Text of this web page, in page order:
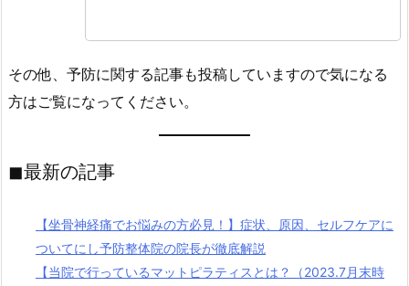
その他、予防に関する記事も投稿していますので気になる
方はご覧になってください。
◼︎最新の記事
【坐骨神経痛でお悩みの方必見！】症状、原因、セルフケアに
ついてにし予防整体院の院長が徹底解説
【当院で行っているマットピラティスとは？（2023.7月末時